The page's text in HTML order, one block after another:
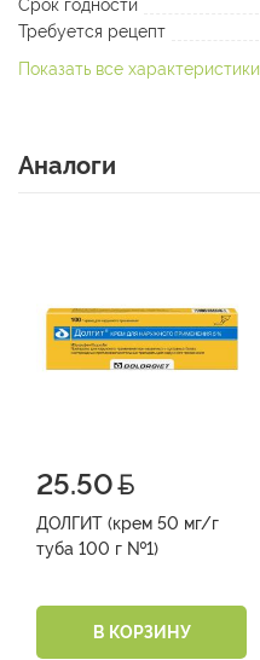
Срок годности
Требуется рецепт
Показать все характеристики
Аналоги
25.50
ДОЛГИТ (крем 50 мг/г
туба 100 г №1)
В КОРЗИНУ